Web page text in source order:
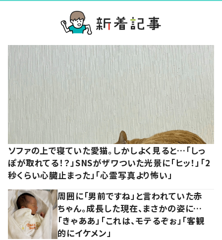
ソファの上で寝ていた愛猫。しかしよく見ると…「しっ
ぽが取れてる！？」SNSがザワついた光景に「ヒッ！」「2
秒くらい心臓止まった」「心霊写真より怖い」
周囲に「男前ですね」と言われていた赤
ちゃん。成長した現在、まさかの姿に…
「きゃああ」「これは、モテるぞぉ」「客観
的にイケメン」